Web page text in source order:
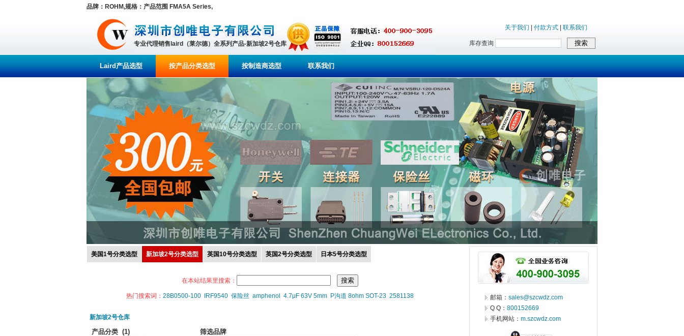
品牌：ROHM,规格：产品范围 FMA5A Series,
专业代理销售laird（莱尔德）全系列产品-新加坡2号仓库
关于我们 付款方式 联系我们
库存查询
Laird产品选型 按产品分类选型 按制造商选型 联系我们
美国1号分类选型 新加坡2号分类选型 英国10号分类选型 英国2号分类选型 日本5号分类选型
在本站结果里搜索：
热门搜索词： 28B0500-100 IRF9540 保险丝 amphenol 4.7μF 63V 5mm P沟道 8ohm SOT-23 2581138
新加坡2号仓库
产品分类 (1) 筛选品牌
邮箱： sales@szcwdz.com
Q Q： 800152669
手机网站： m.szcwdz.com